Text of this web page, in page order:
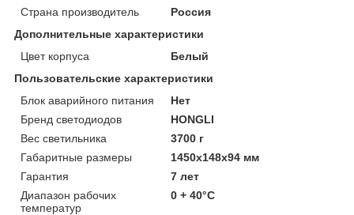
Страна производитель
Россия
Дополнительные характеристики
Цвет корпуса
Белый
Пользовательские характеристики
Блок аварийного питания
Нет
Бренд светодиодов
HONGLI
Вес светильника
3700 г
Габаритные размеры
1450х148х94 мм
Гарантия
7 лет
Диапазон рабочих
температур
0 + 40°C